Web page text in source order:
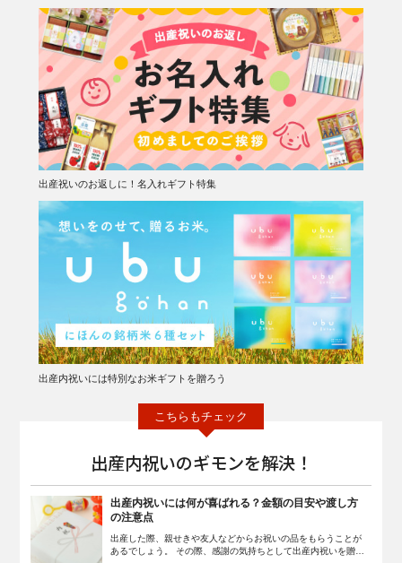
出産祝いのお返しに！名入れギフト特集
出産内祝いには特別なお米ギフトを贈ろう
出産内祝いのギモンを解決！
出産内祝いには何が喜ばれる？金額の目安や渡し方
の注意点
出産した際、親せきや友人などからお祝いの品をもらうことが
あるでしょう。 その際、感謝の気持ちとして出産内祝いを贈る